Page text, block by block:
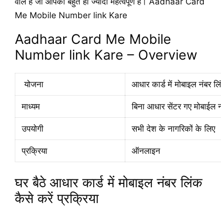
Me Mobile Number link Kare
Aadhaar Card Me Mobile
Number link Kare – Overview
योजना आधार कार्ड में मोबाइल नंबर
माध्यम बिना आधार सेंटर गए मोबाईल
उपयोगी सभी देश के नागरिकों के लिए
प्रक्रिया ऑनलाइन
घर बैठे आधार कार्ड में मोबाइल नंबर लिंक
कैसे करें प्रक्रिया